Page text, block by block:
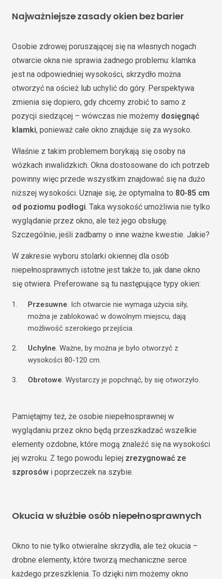
Najważniejsze zasady okien bez barier
Osobie zdrowej poruszającej się na własnych nogach
otwarcie okna nie sprawia żadnego problemu: klamka
jest na odpowiedniej wysokości, skrzydło można
otworzyć na oścież lub uchylić do góry. Perspektywa
zmienia się dopiero, gdy chcemy zrobić to samo z
pozycji siedzącej – wówczas nie możemy dosięgnąć
klamki, ponieważ całe okno znajduje się za wysoko.
Właśnie z takim problemem borykają się osoby na
wózkach inwalidzkich. Okna dostosowane do ich potrzeb
powinny więc przede wszystkim znajdować się na dużo
niższej wysokości. Uznaje się, że optymalna to 80-85 cm
od poziomu podłogi. Taka wysokość umożliwia nie tylko
wyglądanie przez okno, ale też jego obsługę.
Szczególnie, jeśli zadbamy o inne ważne kwestie. Jakie?
W zakresie wyboru stolarki okiennej dla osób
niepełnosprawnych istotne jest także to, jak dane okno
się otwiera. Preferowane są tu następujące typy okien:
Przesuwne. Ich otwarcie nie wymaga użycia siły,
można je zablokować w dowolnym miejscu, dają
możliwość szerokiego przejścia.
Uchylne. Ważne, by można je było otworzyć z
wysokości 80-120 cm.
Obrotowe. Wystarczy je popchnąć, by się otworzyło.
Pamiętajmy też, że osobie niepełnosprawnej w
wyglądaniu przez okno będą przeszkadzać wszelkie
elementy ozdobne, które mogą znaleźć się na wysokości
jej wzroku. Z tego powodu lepiej zrezygnować ze
szprosów i poprzeczek na szybie.
Okucia w służbie osób niepełnosprawnych
Okno to nie tylko otwieralne skrzydła, ale też okucia –
drobne elementy, które tworzą mechaniczne serce
każdego przeszklenia. To dzięki nim możemy okno